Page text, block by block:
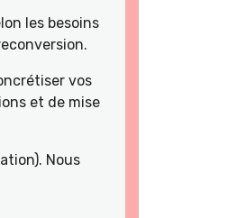
les besoins
vos
et de mise
Nous